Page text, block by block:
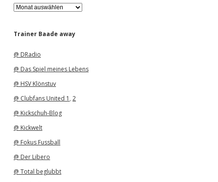
A
r
h
Trainer Baade away
@ DRadio
@ Das Spiel meines Lebens
@ HSV Klönstuv
@ Clubfans United 1 , 2
@ Kickschuh-Blog
@ Kickwelt
@ Fokus Fussball
@ Der Libero
@ Total beglubbt